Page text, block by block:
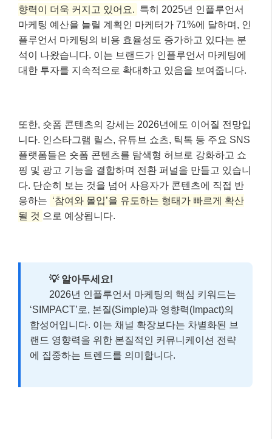
향력이 더욱 커지고 있어요. 특히 2025년 인플루언서
마케팅 예산을 늘릴 계획인 마케터가 71%에 달하며, 인
플루언서 마케팅의 비용 효율성도 증가하고 있다는 분
석이 나왔습니다. 이는 브랜드가 인플루언서 마케팅에
대한 투자를 지속적으로 확대하고 있음을 보여줍니다.
또한, 숏폼 콘텐츠의 강세는 2026년에도 이어질 전망입
니다. 인스타그램 릴스, 유튜브 쇼츠, 틱톡 등 주요 SNS
플랫폼들은 숏폼 콘텐츠를 탐색형 허브로 강화하고 쇼
핑 및 광고 기능을 결합하며 전환 퍼널을 만들고 있습니
다. 단순히 보는 것을 넘어 사용자가 콘텐츠에 직접 반
응하는 ‘참여와 몰입’을 유도하는 형태가 빠르게 확산
될 것 으로 예상됩니다.
💡 알아두세요!
2026년 인플루언서 마케팅의 핵심 키워드는
‘SIMPACT’로, 본질(Simple)과 영향력(Impact)의
합성어입니다. 이는 채널 확장보다는 차별화된 브
랜드 영향력을 위한 본질적인 커뮤니케이션 전략
에 집중하는 트렌드를 의미합니다.